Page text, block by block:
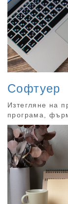
Софтуер
Изтегляне на
програма,